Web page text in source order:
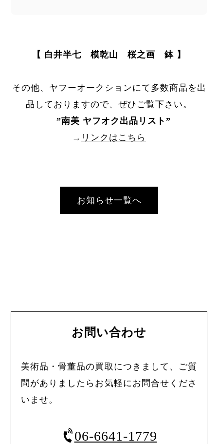
【 白井半七 模乾山 桜之画 鉢 】
その他、ヤフーオークションにて多数商品を出
品しておりますので、ぜひご覧下さい。
”南美 ヤフオク出品リスト ”
→ リンクはこちら
お知らせ一覧へ
お問い合わせ
美術品・骨董品の買取につきまして、ご質
問がありましたらお気軽にお問合せくださ
いませ。
06-6641-1779